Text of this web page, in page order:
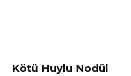
Kötü Huylu Nodül